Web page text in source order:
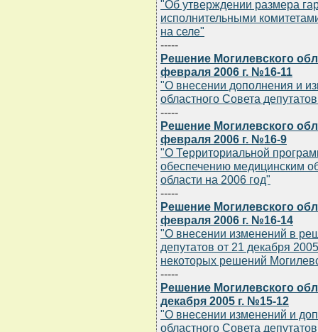
"Об утверждении размера
исполнительными
на селе"
-----
Решение Могилевского
февраля 2006 г. №16-11
"О внесении дополнения и
областного Совета
-----
Решение Могилевского
февраля 2006 г. №16-9
"О Территориальной
обеспечению медицинским
области на 2006 год"
-----
Решение Могилевского
февраля 2006 г. №16-14
"О внесении изменений в
депутатов от 21 декабря
некоторых решений
-----
Решение Могилевского
декабря 2005 г. №15-12
"О внесении изменений и
областного Совета